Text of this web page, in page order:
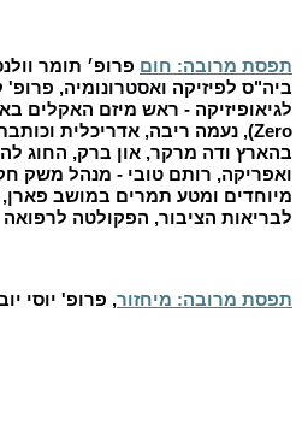
תפסת מרובה: חום פרופ׳ תומר
ביה"ס לפיזיקה ואסטרונומיה, פרופ'
לגיאופיזיקה - ראש מיזם האקלים
Zero),
נעמה ריבה, אדריכלית וכותבת
בהארץ ודה מרקר, און ברק, החוג
ואפריקה, רותם טובי - מנהל משק
מיוחדים ומטע תמרים במושב פארן,
לבריאות הציבור, הפקולטה לרפואה
תפסת מרובה: מיחזור, פרופ' יוסי